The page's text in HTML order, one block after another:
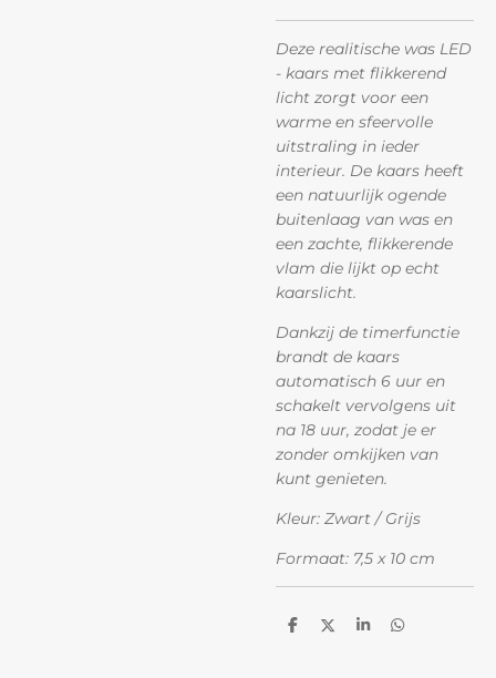
Deze realitische was LED
- kaars met flikkerend
licht zorgt voor een
warme en sfeervolle
uitstraling in ieder
interieur. De kaars heeft
een natuurlijk ogende
buitenlaag van was en
een zachte, flikkerende
vlam die lijkt op echt
kaarslicht.
Dankzij de timerfunctie
brandt de kaars
automatisch 6 uur en
schakelt vervolgens uit
na 18 uur, zodat je er
zonder omkijken van
kunt genieten.
Kleur: Zwart / Grijs
Formaat: 7,5 x 10 cm
D
D
S
D